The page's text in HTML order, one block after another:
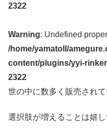
2322
Warning: Undefined
/home/yamatoll/
content/plugins/yyi-
2322
世の中に数多く販売されて
選択肢が増えることは嬉